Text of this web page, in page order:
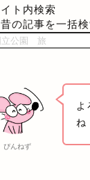
ト内検索
昔の記事を一括検
ぴんねず
よ
ね